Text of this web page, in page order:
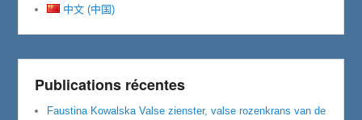
中文 (中国)
Publications récentes
Faustina Kowalska Valse zienster, valse rozenkrans van de